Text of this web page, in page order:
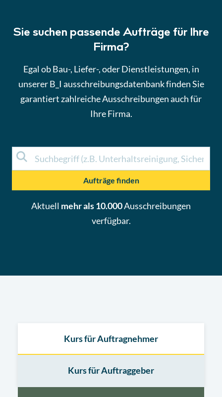
Sie suchen passende Aufträge für Ihre
Firma?
Egal ob Bau-, Liefer-, oder Dienstleistungen, in
unserer B_I ausschreibungsdatenbank finden Sie
garantiert zahlreiche Ausschreibungen auch für
Ihre Firma.
Aufträge finden
Aktuell mehr als 10.000Ausschreibungen
verfügbar.
Kurs für Auftragnehmer
Kurs für Auftraggeber